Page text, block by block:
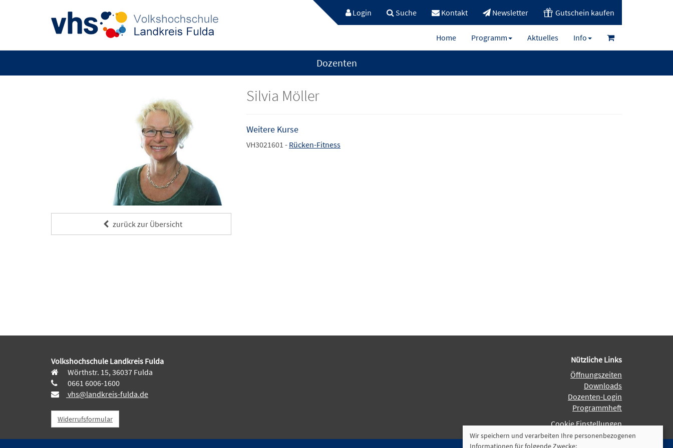
Login Suche Kontakt Newsletter Gutschein kaufen
Home Programm Aktuelles Info
Dozenten
Silvia Möller
Weitere Kurse
VH3021601 - Rücken-Fitness
zurück zur Übersicht
Volkshochschule Landkreis Fulda
Wörthstr. 15, 36037 Fulda
0661 6006-1600
vhs@landkreis-fulda.de
Widerrufsformular
Nützliche Links
Öffnungszeiten
Downloads
Dozenten-Login
Programmheft
Cookie Einstellungen
Wir speichern und verarbeiten Ihre personenbezogenen
Informationen für folgende Zwecke: